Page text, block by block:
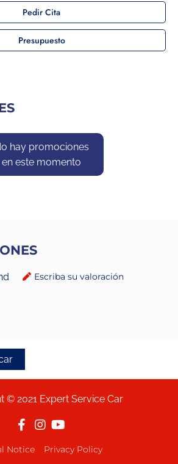
Pedir Cita
Presupuesto
hay promociones
en este momento
Escriba su valoración
© 2021 Expert Service Car
Notice Privacy Policy